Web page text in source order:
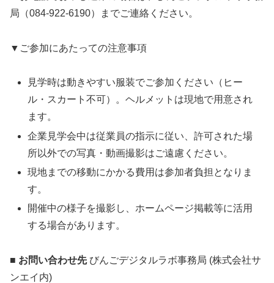
局（084-922-6190）までご連絡ください。
▼ご参加にあたっての注意事項
見学時は動きやすい服装でご参加ください（ヒー
ル・スカート不可）。ヘルメットは現地で用意され
ます。
企業見学会中は従業員の指示に従い、許可された場
所以外での写真・動画撮影はご遠慮ください。
現地までの移動にかかる費用は参加者負担となりま
す。
開催中の様子を撮影し、ホームページ掲載等に活用
する場合があります。
■ お問い合わせ先びんごデジタルラボ事務局 (株式会社サ
ンエイ内)